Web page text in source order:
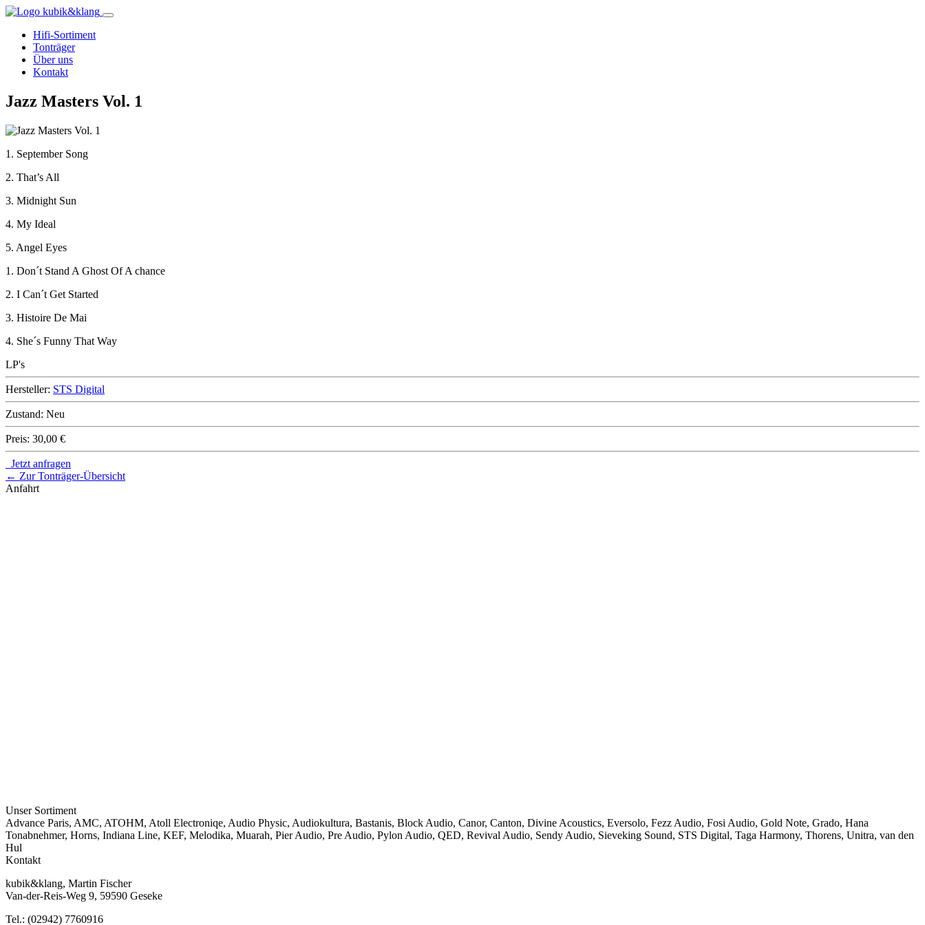
Hifi-Sortiment
Tonträger
Über uns
Kontakt
Jazz Masters Vol. 1
1. September Song
2. That’s All
3. Midnight Sun
4. My Ideal
5. Angel Eyes
1. Don´t Stand A Ghost Of A chance
2. I Can´t Get Started
3. Histoire De Mai
4. She´s Funny That Way
LP's
Hersteller: STS Digital
Zustand: Neu
Preis: 30,00 €
Jetzt anfragen
← Zur Tonträger-Übersicht
Anfahrt
Unser Sortiment
Advance Paris, AMC, ATOHM, Atoll Electroniqe, Audio Physic, Audiokultura, Bastanis, Block Audio, Canor, Canton, Divine Acoustics, Eversolo, Fezz Audio, Fosi Audio, Gold Note, Grado, Hana
Tonabnehmer, Horns, Indiana Line, KEF, Melodika, Muarah, Pier Audio, Pre Audio, Pylon Audio, QED, Revival Audio, Sendy Audio, Sieveking Sound, STS Digital, Taga Harmony, Thorens, Unitra, van den
Hul
Kontakt
kubik&klang, Martin Fischer
Van-der-Reis-Weg 9, 59590 Geseke
Tel.: (02942) 7760916